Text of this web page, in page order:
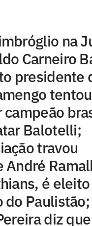
na
Carneiro
presidente
tentou
campeão
Balotelli;
travou
André
é
do
diz